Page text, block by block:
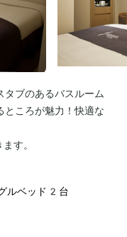
タブのあるバスルーム
ところが魅力！快適な
す。
ルベッド2台